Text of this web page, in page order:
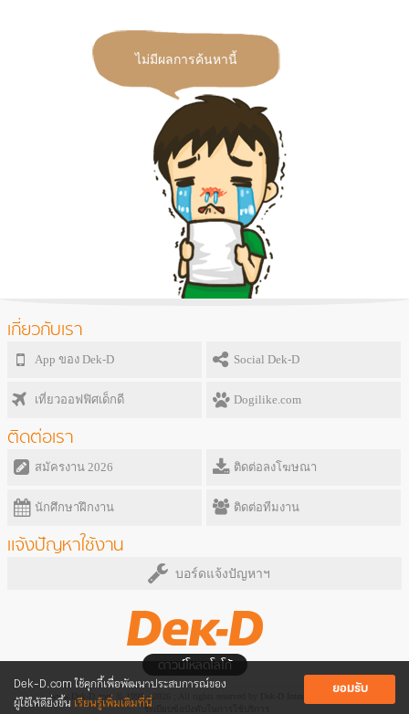
Dek-D.com ใช้คุกกี้เพื่อพัฒนาประสบการณ์ของ
ผู้ใช้ให้ดียิ่งขึ้น เรียนรู้เพิ่มเติมที่นี่
ยอมรับ
ไม่มีผลการค้นหานี้
เกี่ยวกับเรา
App ของ Dek-D Social Dek-D
เที่ยวออฟฟิศเด็กดี Dogilike.com
ติดต่อเรา
สมัครงาน 2026 ติดต่อลงโฆษณา
นักศึกษาฝึกงาน ติดต่อทีมงาน
แจ้งปัญหาใช้งาน
บอร์ดแจ้งปัญหาฯ
ดาวน์โหลดโลโก้
www.Dek-D.com © 1999 - 2026 ; All rights reserved by Dek-D Interactive Co.,Ltd.
ระเบียบข้อบังคับในการใช้บริการ